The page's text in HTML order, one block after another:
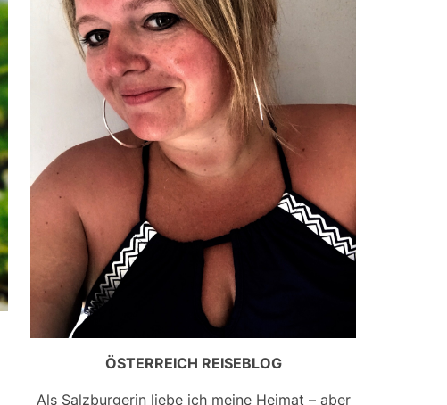
ÖSTERREICH REISEBLOG
Als Salzburgerin liebe ich meine Heimat – aber